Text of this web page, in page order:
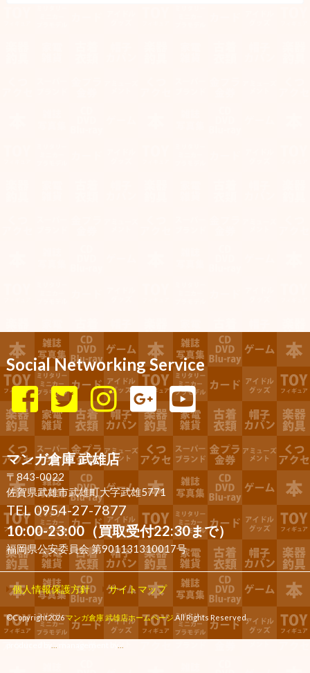
Social Networking Service
マンガ倉庫 武雄店
〒843-0022
佐賀県武雄市武雄町大字武雄5771
TEL 0954-27-7877
10:00-23:00（買取受付22:30まで）
福岡県公安委員会 第901131310017号
個人情報保護方針 サイトマップ
©Copyright2026マンガ倉庫 武雄店ホームページ .All Rights Reserved.